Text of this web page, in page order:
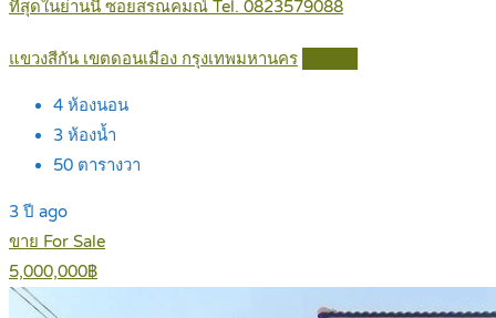
ที่สุดในย่านนี้ ซอยสรณคมณ์ Tel. 0823579088
แขวงสีกัน เขตดอนเมือง กรุงเทพมหานคร
4 ห้องนอน
3 ห้องน้ำ
50 ตารางวา
3 ปี ago
ขาย For Sale
5,000,000฿